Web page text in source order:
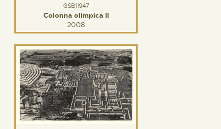
GSB11947
Colonna olimpica II
2008